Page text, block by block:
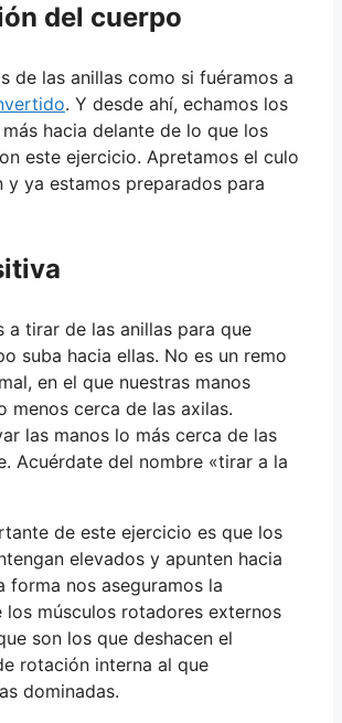
del cuerpo
de las anillas como si fuéramos a
. Y desde ahí, echamos los
hacia delante de lo que los
este ejercicio. Apretamos el culo
y ya estamos preparados para
a tirar de las anillas para que
suba hacia ellas. No es un remo
en el que nuestras manos
menos cerca de las axilas.
las manos lo más cerca de las
Acuérdate del nombre «tirar a la
de este ejercicio es que los
elevados y apunten hacia
forma nos aseguramos la
los músculos rotadores externos
son los que deshacen el
rotación interna al que
dominadas.